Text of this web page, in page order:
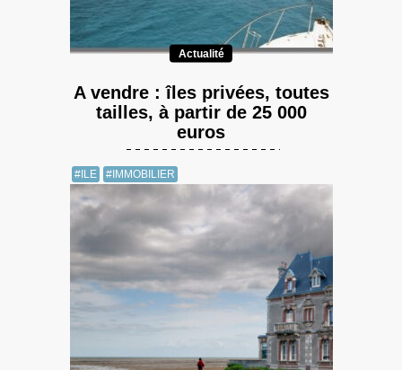
Actualité
A vendre : îles privées, toutes
tailles, à partir de 25 000
euros
#ILE #IMMOBILIER